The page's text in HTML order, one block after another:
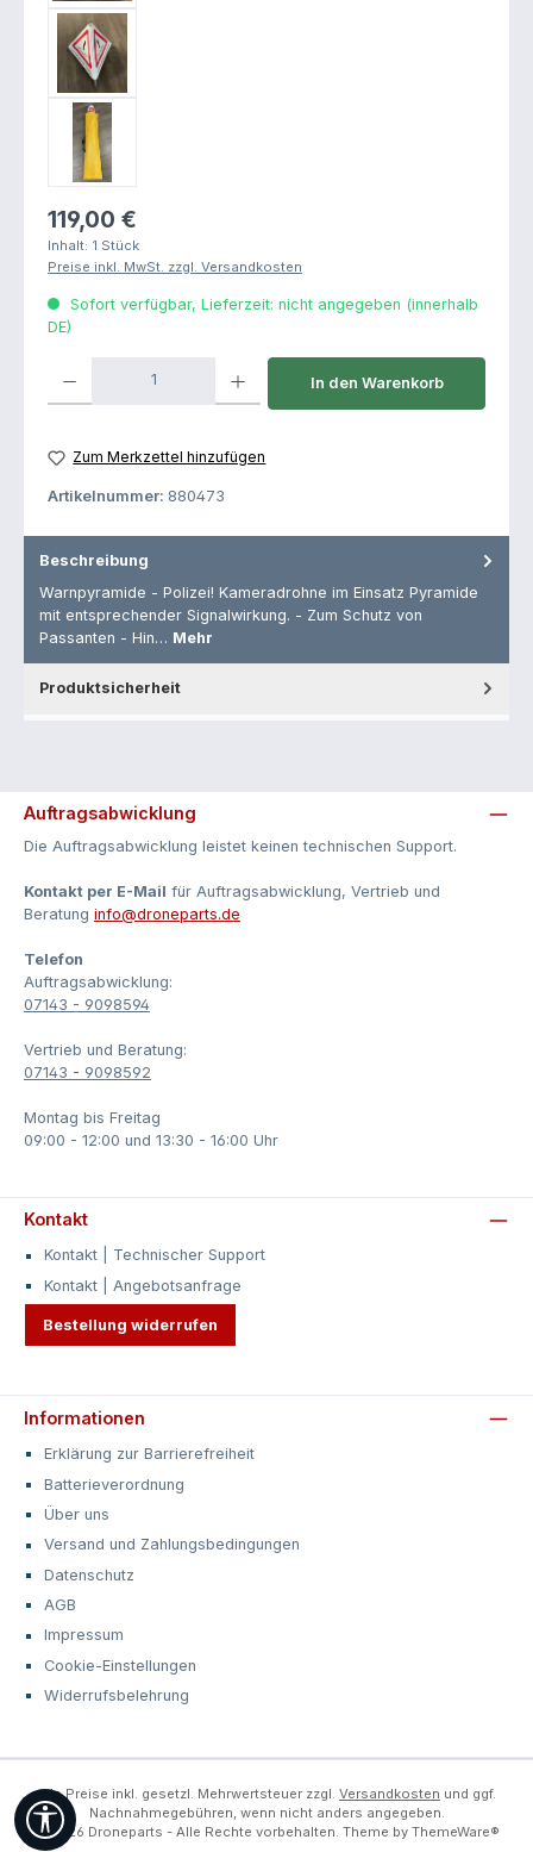
Regulärer Preis:
119,00 €
Inhalt: 1 Stück
Preise inkl. MwSt. zzgl. Versandkosten
Sofort verfügbar, Lieferzeit: nicht angegeben (innerhalb
DE)
Produkt Anzahl: Gib den gewünschten Wert ein oder benutze die
In den Warenkorb
Zum Merkzettel hinzufügen
Artikelnummer: 880473
Beschreibung
Warnpyramide - Polizei! Kameradrohne im Einsatz Pyramide
mit entsprechender Signalwirkung. - Zum Schutz von
Passanten - Hin… Mehr
Produktsicherheit
Auftragsabwicklung
Die Auftragsabwicklung leistet keinen technischen Support.
Kontakt per E-Mail für Auftragsabwicklung, Vertrieb und
Beratung ­info@droneparts.de
Telefon
Auftragsabwicklung:
07143 - 9098594
Vertrieb und Beratung:
07143 - 9098592
Montag bis Freitag
09:00 - 12:00 und 13:30 - 16:00 Uhr
Kontakt
Kontakt | Technischer Support
Kontakt | Angebotsanfrage
Bestellung widerrufen
Informationen
Erklärung zur Barrierefreiheit
Batterieverordnung
Über uns
Versand und Zahlungsbedingungen
Datenschutz
AGB
Impressum
Cookie-Einstellungen
Widerrufsbelehrung
Alle Preise inkl. gesetzl. Mehrwertsteuer zzgl. Versandkosten und ggf.
Nachnahmegebühren, wenn nicht anders angegeben.
© 2026 Droneparts - Alle Rechte vorbehalten. Theme by ThemeWare®
Werkzeugleiste anzeigen